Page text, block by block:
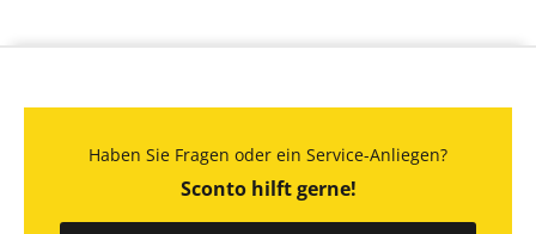
Haben Sie Fragen oder ein Service-Anliegen?
Sconto hilft gerne!